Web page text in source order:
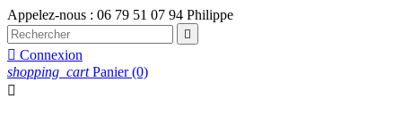
Appelez-nous : 06 79 51 07 94 Philippe

 Connexion
shopping_cart Panier (0)
